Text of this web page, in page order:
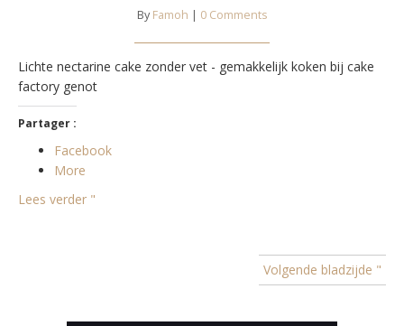
By Famoh | 0 Comments
Lichte nectarine cake zonder vet - gemakkelijk koken bij cake
factory genot
Partager :
Facebook
More
Lees verder "
Volgende bladzijde "